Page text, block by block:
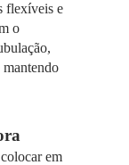
flexíveis e
o
em